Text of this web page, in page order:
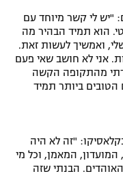
"יש לי קשר מיוחד עם
הוא תמיד הבהיר מה
ואמשיך לעשות זאת.
אני לא חושב שאי פעם
מהתקופה הקשה
הטובים ביותר תמיד
"זה לא היה
המאמן, וכל מי
הבנתי שזה